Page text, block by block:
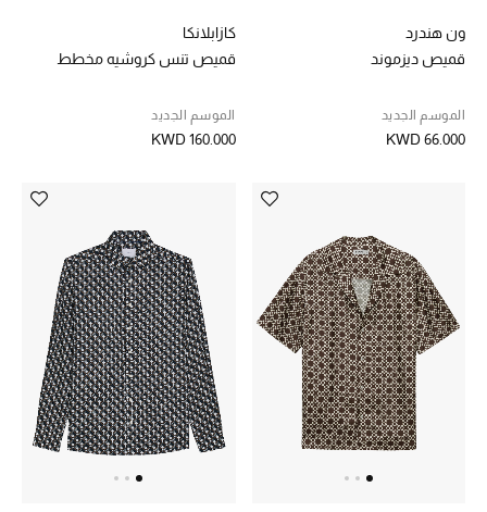
ون هندرد
قميص ديزموند
الموسم الجديد
KWD 66.000
كازابلانكا
قميص تنس كروشيه مخطط
الموسم الجديد
KWD 160.000